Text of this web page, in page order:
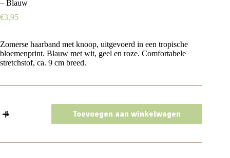
– Blauw
€3,95
Zomerse haarband met knoop, uitgevoerd in een tropische
bloemenprint. Blauw met wit, geel en roze. Comfortabele
stretchstof, ca. 9 cm breed.
Twist
Tropische
Toevoegen aan winkelwagen